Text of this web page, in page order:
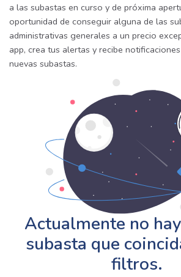
a las subastas en curso y de próxima
oportunidad de conseguir alguna de las
administrativas generales a un precio
app, crea tus alertas y recibe
nuevas subastas.
Actualmente no
subasta que
filtros.